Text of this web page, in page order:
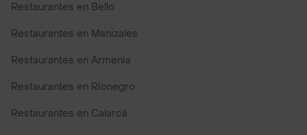
Restaurantes en Bello
Restaurantes en Manizales
Restaurantes en Armenia
Restaurantes en Rionegro
Restaurantes en Calarcá